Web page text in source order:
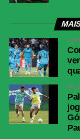
Cartões Vermelhos
Palmeiras